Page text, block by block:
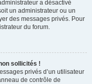
a désactivé
un administrateur ou un
des messages privés. Pour
du forum.
sollicités !
privés d’un utilisateur
de contrôle de